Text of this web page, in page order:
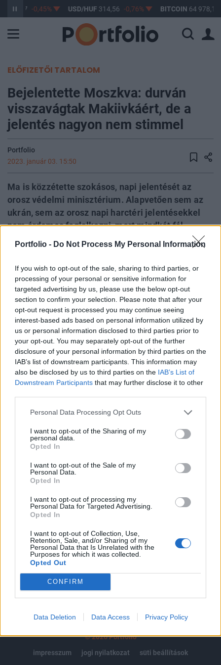
Portfolio - Do Not Process My Personal Information
If you wish to opt-out of the sale, sharing to third parties, or
processing of your personal or sensitive information for
targeted advertising by us, please use the below opt-out
section to confirm your selection. Please note that after your
opt-out request is processed you may continue seeing
interest-based ads based on personal information utilized by
us or personal information disclosed to third parties prior to
your opt-out. You may separately opt-out of the further
disclosure of your personal information by third parties on the
IAB’s list of downstream participants. This information may
also be disclosed by us to third parties on the IAB’s List of
Downstream Participants that may further disclose it to other
Personal Data Processing Opt Outs
I want to opt-out of the Sharing of my
personal data.
Opted In
I want to opt-out of the Sale of my
Personal Data.
Opted In
I want to opt-out of processing my
Personal Data for Targeted Advertising.
Opted In
I want to opt-out of Collection, Use,
Retention, Sale, and/or Sharing of my
Personal Data that Is Unrelated with the
Purposes for which it was collected.
Opted Out
CONFIRM
Data Deletion Data Access Privacy Policy
363,77 -0,45% USD/HUF 314,56 -0,76% BITCOIN 64 978,15
ELŐFIZETŐI TARTALOM
Bejelentette Moszkva: durván
visszavágtak Makiivkáért, de a
jelentés nagyon nem stimmel
Portfolio
2023. január 03. 15:50
Ma is közzétette szokásos, napi jelentését az
orosz védelmi minisztérium. Alapvetően sem az
ukrán, sem az orosz napi harctéri jelentésekkel
nem érdemes foglalkozni, mert mindkét fél
károkat, de a mai orosz jelentés kifejezetten
abszurd lett.
Egy ukrán HIMARS-támadás nemrég súlyos károkat
okozott az orosz haderőnek a donyeci Makiivka
településén: még mindig nem tudni pontosan, hány orosz
katona halt meg, de az biztos, hogy az orosz közösségi
médiában nem maradt (negatív) visszhang nélkül az
esemény. Kapcsolódó cikkünk 2023. 01. 02. Katasztrofális
hibát vétett az orosz hadvezetés, teljesen kiakadtak az
orosz...
KEDVES OLVASÓNK!
A keresett cikk a portfolio.hu hírarchívumához
tartozik, melynek olvasása előfizetéses
regisztrációhoz kötött.
Az előfizetés a következőket tartalmazza:
Portfolio.hu teljes cikkarchívum
Kötéslisták: BÉT elmúlt 2 év napon belüli
kötéslistái
MÁR ELŐFIZETŐNK VAGY? BEJELENTKEZÉS
© 2026 Portfolio
impresszum
jogi nyilatkozat
süti beállítások